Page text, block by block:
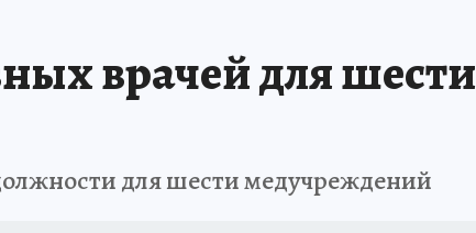
врачей для шести
для шести медучреждений